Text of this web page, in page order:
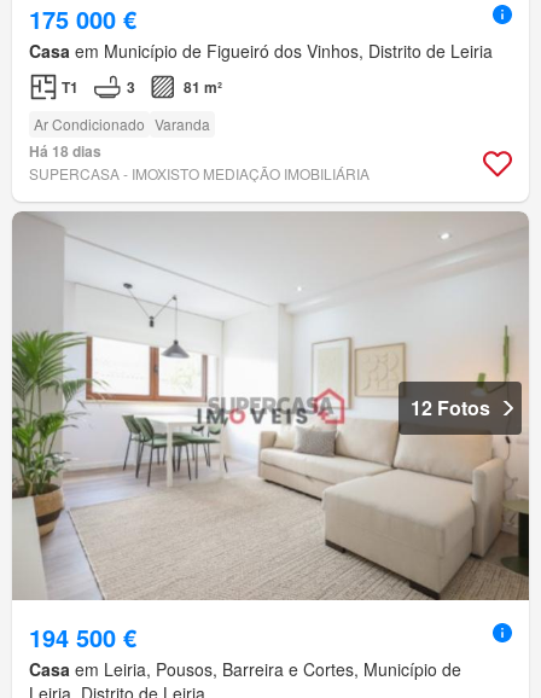
175 000 €
Casa em Município de Figueiró dos Vinhos, Distrito de Leiria
T1 3 81 m²
Ar Condicionado Varanda
Há 18 dias
SUPERCASA - IMOXISTO MEDIAÇÃO IMOBILIÁRIA
12 Fotos
194 500 €
Casa em Leiria, Pousos, Barreira e Cortes, Município de
Leiria, Distrito de Leiria